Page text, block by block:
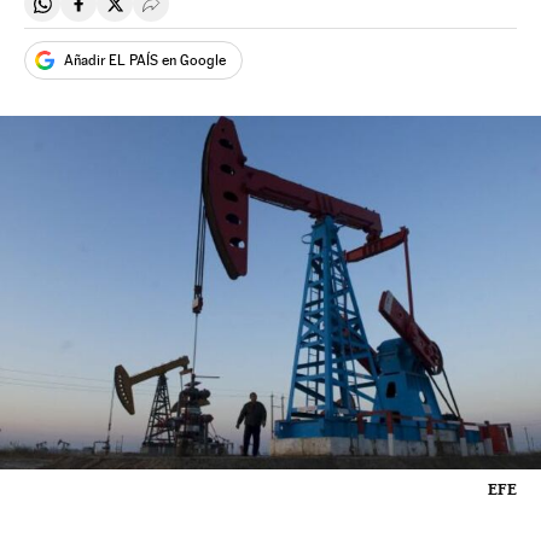
Compartir en Whatsapp
Compartir en Facebook
Compartir en Twitter
Desplegar Redes Sociales
Añadir EL PAÍS en Google
EFE